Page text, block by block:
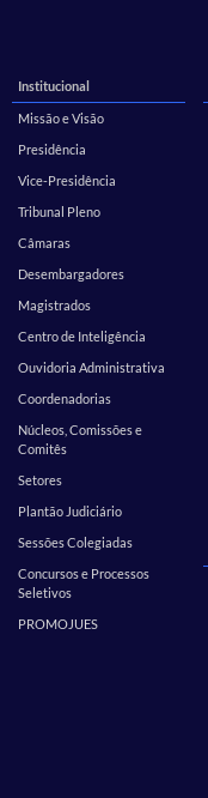
Institucional
Missão e Visão
Presidência
Vice-Presidência
Tribunal Pleno
Câmaras
Desembargadores
Magistrados
Centro de Inteligência
Ouvidoria Administrativa
Coordenadorias
Núcleos, Comissões e
Comitês
Setores
Plantão Judiciário
Sessões Colegiadas
Concursos e Processos
Seletivos
PROMOJUES